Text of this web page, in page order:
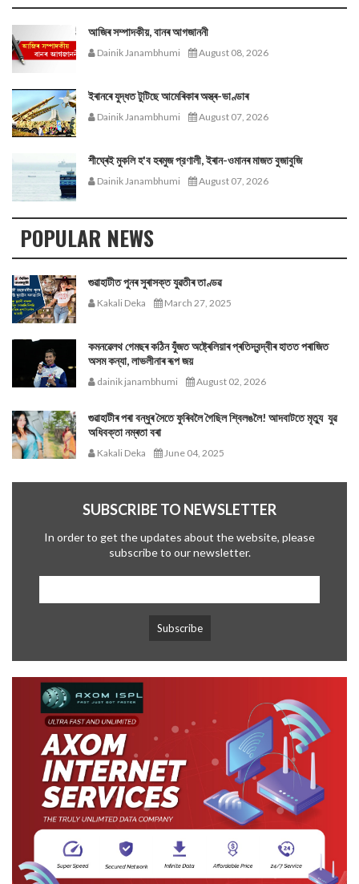
আজিৰ সম্পাদকীয়, বানৰ আগজাননী
Dainik Janambhumi August 08, 2026
ইৰানৰে যুদ্ধত টুটিছে আমেৰিকাৰ অস্ত্ৰ-ভাণ্ডাৰ
Dainik Janambhumi August 07, 2026
শীঘ্ৰেই মুকলি হ'ব হৰমুজ প্রণালী, ইৰান-ওমানৰ মাজত বুজাবুজি
Dainik Janambhumi August 07, 2026
POPULAR NEWS
গুৱাহাটীত পুনৰ সুৰাসক্ত যুৱতীৰ তাণ্ডৱ
Kakali Deka March 27, 2025
কমনৱেলথ গেমছৰ কঠিন যুঁজত অষ্ট্ৰেলিয়াৰ প্ৰতিদ্বন্দ্বীৰ হাতত পৰাজিত
অসম কন্যা, লাভলীনাৰ ৰূপ জয়
dainik janambhumi August 02, 2026
গুৱাহাটীৰ পৰা বন্ধুৰ সৈতে ফুৰিবলৈ গৈছিল শ্বিলঙলৈ! আদবাটতে মৃত্যু যুৱ
অধিবক্তা নম্ৰতা বৰা
Kakali Deka June 04, 2025
SUBSCRIBE TO NEWSLETTER
In order to get the updates about the website, please
subscribe to our newsletter.